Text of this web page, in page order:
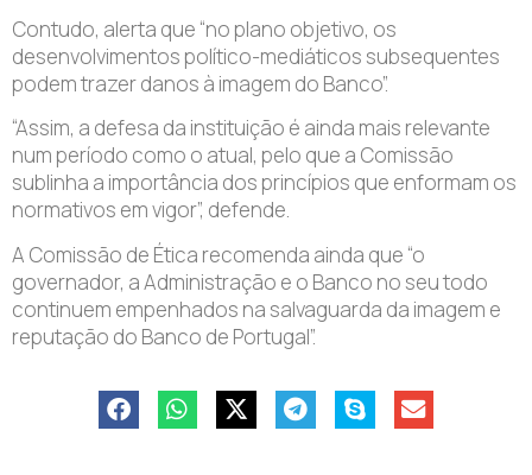
Contudo, alerta que “no plano objetivo, os
desenvolvimentos político-mediáticos subsequentes
podem trazer danos à imagem do Banco”.
“Assim, a defesa da instituição é ainda mais relevante
num período como o atual, pelo que a Comissão
sublinha a importância dos princípios que enformam os
normativos em vigor”, defende.
A Comissão de Ética recomenda ainda que “o
governador, a Administração e o Banco no seu todo
continuem empenhados na salvaguarda da imagem e
reputação do Banco de Portugal”.